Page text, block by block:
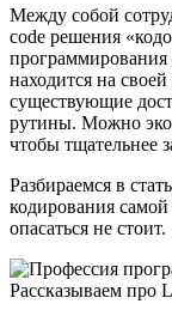
Между собой
code решения
находится на
существующие
рутины. Можно
чтобы тщательнее
Разбираемся в
кодирования
опасаться не стоит.